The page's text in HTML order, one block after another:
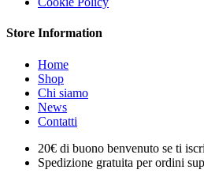
Store Information
Home
Shop
Chi siamo
News
Contatti
20€ di buono benvenuto se ti
Spedizione gratuita per ordini